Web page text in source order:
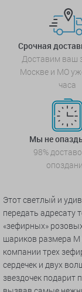
Срочная
Доставим ваш
Москве и МО
часа
Мы не
98%
Этот светлый и
передать адресату
«зефирных»
шариков размера
компании трех
сердечек и двух
звездочек подарит